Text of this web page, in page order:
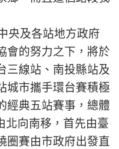
央及各站地方政府
會的努力之下，將於
三線站、南投縣站及
城市攜手環台賽積極
經典五站賽事，總體
北向南移，首先由臺
圈賽由市政府出發直